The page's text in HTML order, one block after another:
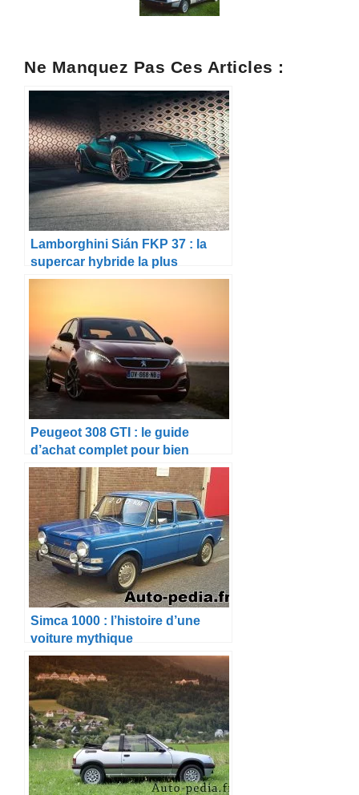
Ne Manquez Pas Ces Articles :
Lamborghini Sián FKP 37 : la
supercar hybride la plus
puissante jamais produite par
Peugeot 308 GTI : le guide
d’achat complet pour bien
choisir son exemplaire
d’occasion en 2026
Simca 1000 : l’histoire d’une
voiture mythique